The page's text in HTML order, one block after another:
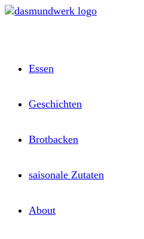
Zum
Essen
Geschichten
Brotbacken
saisonale Zutaten
About